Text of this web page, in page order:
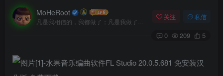
MoHeRoot 关注 私信
0 209 5